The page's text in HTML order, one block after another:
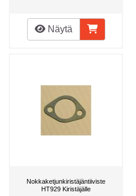
Näytä
Nokkaketjunkiristäjäntiiviste
HT929 Kiristäjälle